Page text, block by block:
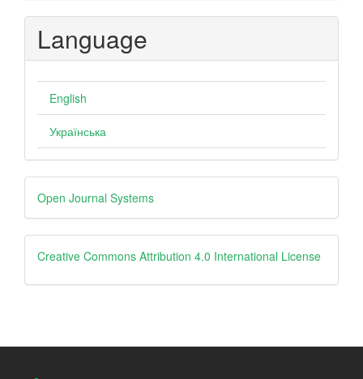
Language
English
Українська
Developed
By
Open Journal Systems
Creative
Creative Commons Attribution 4.0 International License